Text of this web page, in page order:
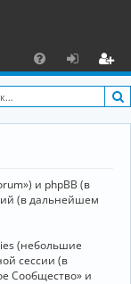
F
A
х
о
ег
и
и phpBB (в
(в дальнейшем
(небольшие
сессии (в
Сообщество» и